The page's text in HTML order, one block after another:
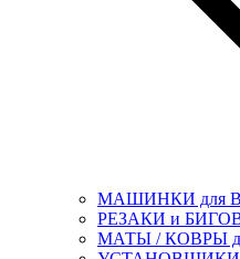
МАШИНКИ для
РЕЗАКИ и
МАТЫ / КОВРЫ